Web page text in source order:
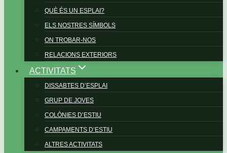
QUÈ ÉS UN ESPLAI?
ELS NOSTRES SÍMBOLS
ON TROBAR-NOS
RELACIONS EXTERIORS
ACTIVITATS
DISSABTES D’ESPLAI
GRUP DE JOVES
COLÒNIES D’ESTIU
CAMPAMENTS D’ESTIU
ALTRES ACTIVITATS